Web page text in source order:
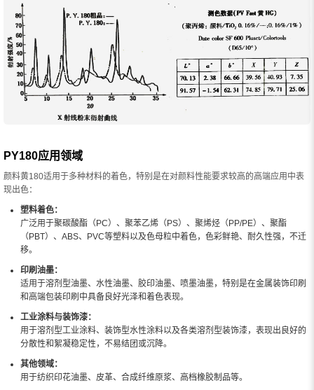
PY180应用领域
颜料黄180适用于多种材料的着色，特别是在对颜料性能要求较高的高端应用中表
现出色：
塑料着色：
广泛用于聚碳酸酯（PC）、聚苯乙烯（PS）、聚烯烃（PP/PE）、聚酯
（PBT）、ABS、PVC等塑料以及色母粒中着色，色彩鲜艳、耐久性强，不迁
移。
印刷油墨：
适用于溶剂型油墨、水性油墨、胶印油墨、喷墨油墨，特别是在金属装饰印刷
和高端包装印刷中具备良好光泽和着色表现。
工业涂料与装饰漆：
用于溶剂型工业涂料、装饰型水性涂料以及各类溶剂型装饰漆，表现出良好的
分散性和絮凝稳定性，不易结团或沉降。
其他领域：
用于纺织印花油墨、皮革、合成纤维原浆、高档橡胶制品等。